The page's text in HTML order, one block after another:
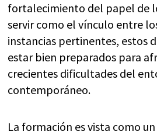
fortalecimiento del papel de
servir como el vínculo entre
instancias pertinentes, estos
estar bien preparados para
crecientes dificultades del
contemporáneo.
La formación es vista como